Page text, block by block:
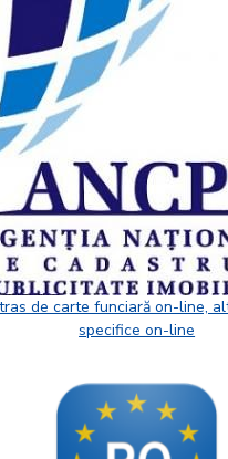
de carte funciară on-line,
specifice on-line